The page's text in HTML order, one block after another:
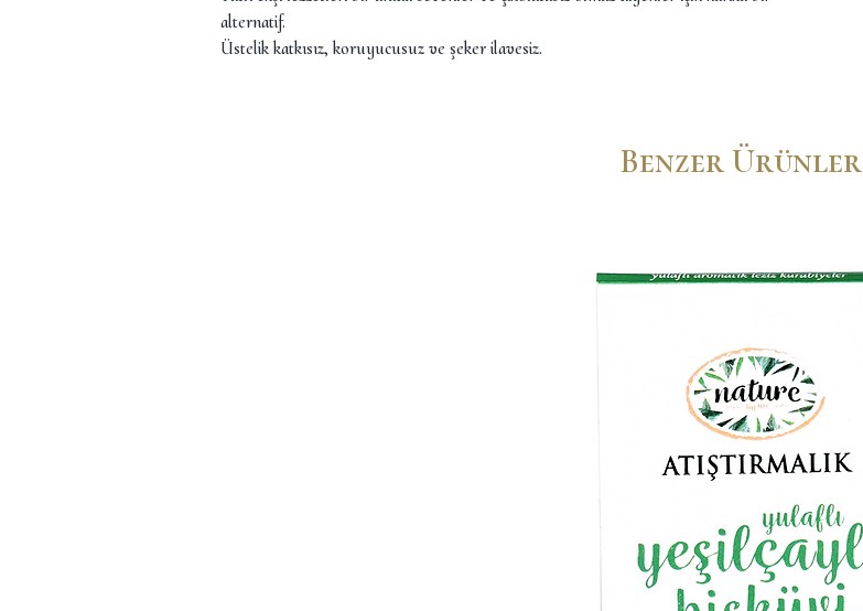
alternatif.
Üstelik katkısız, koruyucusuz ve şeker ilavesiz.
Benzer Ürünler